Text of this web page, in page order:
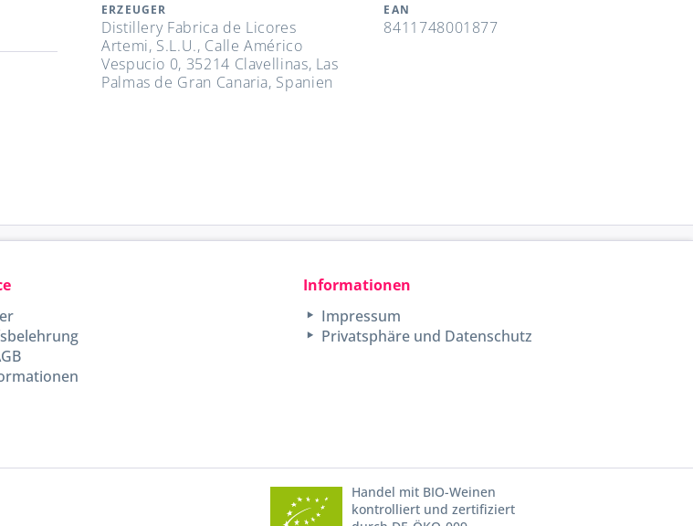
ERZEUGER
Distillery Fabrica de Licores
Artemi, S.L.U., Calle Américo
Vespucio 0, 35214 Clavellinas, Las
Palmas de Gran Canaria, Spanien
EAN
8411748001877
Informationen
Impressum
Privatsphäre und Datenschutz
Handel mit BIO-Weinen
kontrolliert und zertifiziert